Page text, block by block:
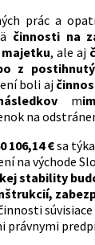
prác a
činnosti na
, ale aj
z
boli aj
m
na
106,14 €sa
na východe
stability
právnymi